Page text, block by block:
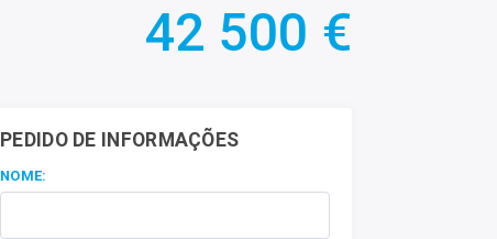
42 500 €
PEDIDO DE INFORMAÇÕES
NOME: